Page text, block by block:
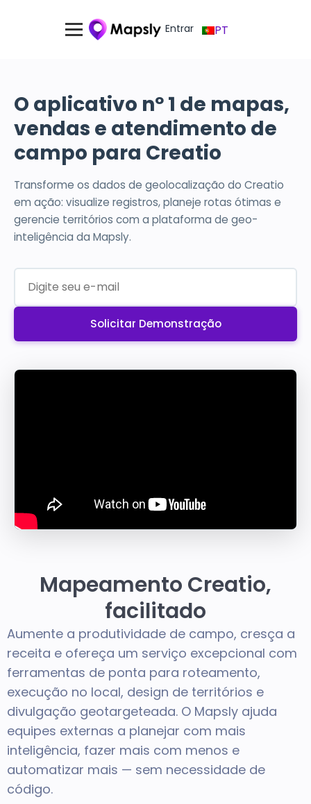
Entrar PT
O aplicativo nº 1 de mapas,
vendas e atendimento de
campo para Creatio
Transforme os dados de geolocalização do Creatio
em ação: visualize registros, planeje rotas ótimas e
gerencie territórios com a plataforma de geo-
inteligência da Mapsly.
Solicitar Demonstração
Mapeamento Creatio,
facilitado
Aumente a produtividade de campo, cresça a
receita e ofereça um serviço excepcional com
ferramentas de ponta para roteamento,
execução no local, design de territórios e
divulgação geotargeteada. O Mapsly ajuda
equipes externas a planejar com mais
inteligência, fazer mais com menos e
automatizar mais — sem necessidade de
código.